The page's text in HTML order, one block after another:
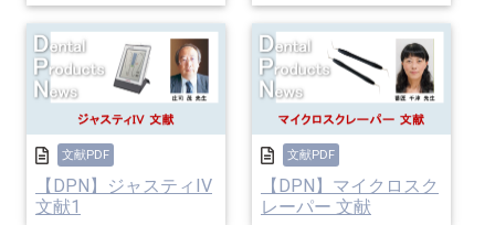
文献PDF
【DPN】ジャスティIV
文献1
文献PDF
【DPN】マイクロスク
レーパー 文献